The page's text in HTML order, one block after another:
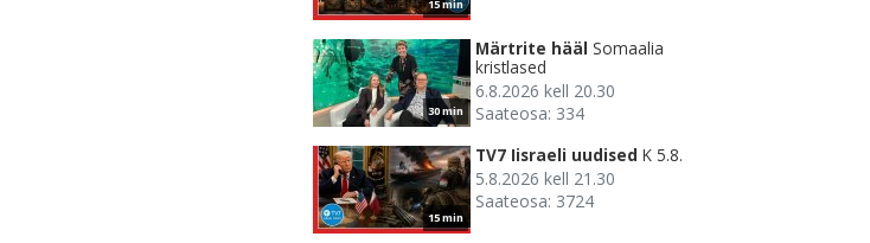
15 min
30 min
Märtrite hääl Somaalia
kristlased
6.8.2026 kell 20.30
Saateosa: 334
15 min
TV7 Iisraeli uudised K 5.8.
5.8.2026 kell 21.30
Saateosa: 3724